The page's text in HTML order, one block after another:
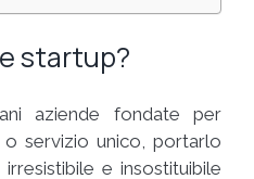
startup?
aziende fondate per
servizio unico, portarlo
e insostituibile